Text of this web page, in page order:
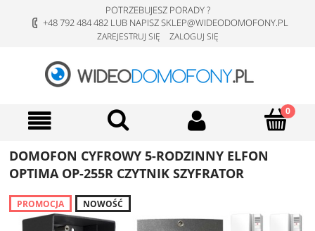
POTRZEBUJESZ PORADY ?
+48 792 484 482 LUB NAPISZ SKLEP@WIDEODOMOFONY.PL
ZAREJESTRUJ SIĘ ZALOGUJ SIĘ
DOMOFON CYFROWY 5-RODZINNY ELFON
OPTIMA OP-255R CZYTNIK SZYFRATOR
PROMOCJA NOWOŚĆ